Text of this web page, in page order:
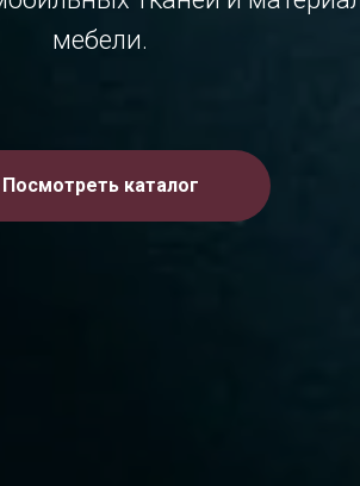
мебели.
Посмотреть каталог